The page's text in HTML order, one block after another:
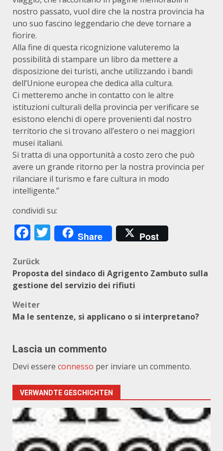
nostro passato, vuol dire che la nostra provincia ha
uno suo fascino leggendario che deve tornare a
fiorire.
Alla fine di questa ricognizione valuteremo la
possibilità di stampare un libro da mettere a
disposizione dei turisti, anche utilizzando i bandi
dell’Unione europea che dedica alla cultura.
Ci metteremo anche in contatto con le altre
istituzioni culturali della provincia per verificare se
esistono elenchi di opere provenienti dal nostro
territorio che si trovano all’estero o nei maggiori
musei italiani.
Si tratta di una opportunità a costo zero che può
avere un grande ritorno per la nostra provincia per
rilanciare il turismo e fare cultura in modo
intelligente.”
condividi su:
Facebook
Twitter
Share Post
Beitragsnavigation
Zurück
Proposta del sindaco di Agrigento Zambuto sulla
gestione del servizio dei rifiuti
Weiter
Ma le sentenze, si applicano o si interpretano?
Lascia un commento
Devi essere connesso per inviare un commento.
VERWANDTE GESCHICHTEN